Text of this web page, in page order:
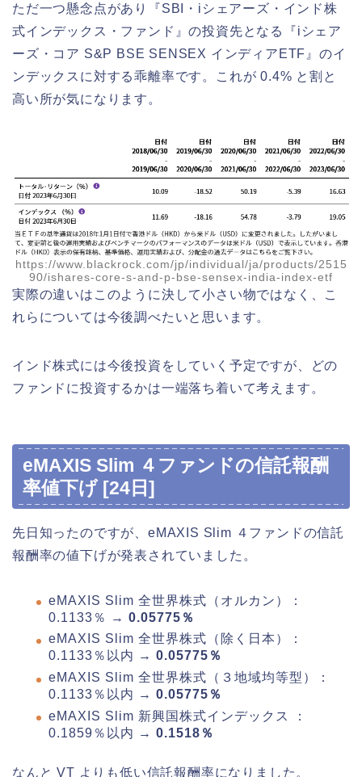
ただ一つ懸念点があり『SBI・iシェアーズ・インド株
式インデックス・ファンド』の投資先となる『iシェア
ーズ・コア S&P BSE SENSEX インディアETF』のイ
ンデックスに対する乖離率です。これが 0.4% と割と
高い所が気になります。
https://www.blackrock.com/jp/individual/ja/products/2515
90/ishares-core-s-and-p-bse-sensex-india-index-etf
実際の違いはこのように決して小さい物ではなく、こ
れらについては今後調べたいと思います。
インド株式には今後投資をしていく予定ですが、どの
ファンドに投資するかは一端落ち着いて考えます。
eMAXIS Slim ４ファンドの信託報酬
率値下げ [24日]
先日知ったのですが、eMAXIS Slim ４ファンドの信託
報酬率の値下げが発表されていました。
eMAXIS Slim 全世界株式（オルカン）：
0.1133％ → 0.05775％
eMAXIS Slim 全世界株式（除く日本）：
0.1133％以内 → 0.05775％
eMAXIS Slim 全世界株式（３地域均等型）：
0.1133％以内 → 0.05775％
eMAXIS Slim 新興国株式インデックス ：
0.1859％以内 → 0.1518％
なんと VT よりも低い信託報酬率になりました。